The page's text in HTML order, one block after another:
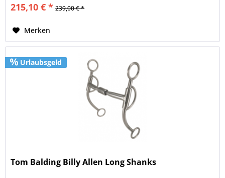
215,10 € * 239,00 € *
Merken
Urlaubsgeld
Tom Balding Billy Allen Long Shanks